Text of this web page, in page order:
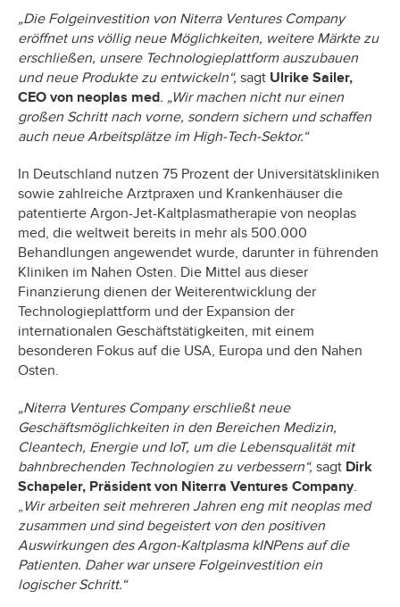
„Die Folgeinvestition von Niterra Ventures Company
eröffnet uns völlig neue Möglichkeiten, weitere Märkte zu
erschließen, unsere Technologieplattform auszubauen
und neue Produkte zu entwickeln“, sagt Ulrike Sailer,
CEO von neoplas med. „Wir machen nicht nur einen
großen Schritt nach vorne, sondern sichern und schaffen
auch neue Arbeitsplätze im High-Tech-Sektor.“
In Deutschland nutzen 75 Prozent der Universitätskliniken
sowie zahlreiche Arztpraxen und Krankenhäuser die
patentierte Argon-Jet-Kaltplasmatherapie von neoplas
med, die weltweit bereits in mehr als 500.000
Behandlungen angewendet wurde, darunter in führenden
Kliniken im Nahen Osten. Die Mittel aus dieser
Finanzierung dienen der Weiterentwicklung der
Technologieplattform und der Expansion der
internationalen Geschäftstätigkeiten, mit einem
besonderen Fokus auf die USA, Europa und den Nahen
Osten.
„Niterra Ventures Company erschließt neue
Geschäftsmöglichkeiten in den Bereichen Medizin,
Cleantech, Energie und IoT, um die Lebensqualität mit
bahnbrechenden Technologien zu verbessern“, sagt Dirk
Schapeler, Präsident von Niterra Ventures Company.
„Wir arbeiten seit mehreren Jahren eng mit neoplas med
zusammen und sind begeistert von den positiven
Auswirkungen des Argon-Kaltplasma kINPens auf die
Patienten. Daher war unsere Folgeinvestition ein
logischer Schritt.“